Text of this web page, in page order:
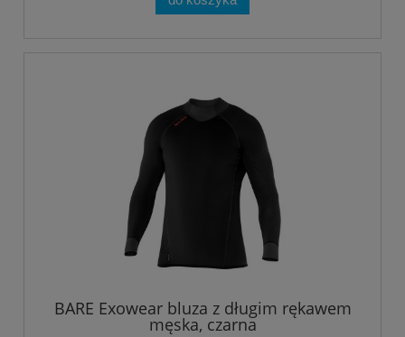
BARE Exowear bluza z długim rękawem
męska, czarna